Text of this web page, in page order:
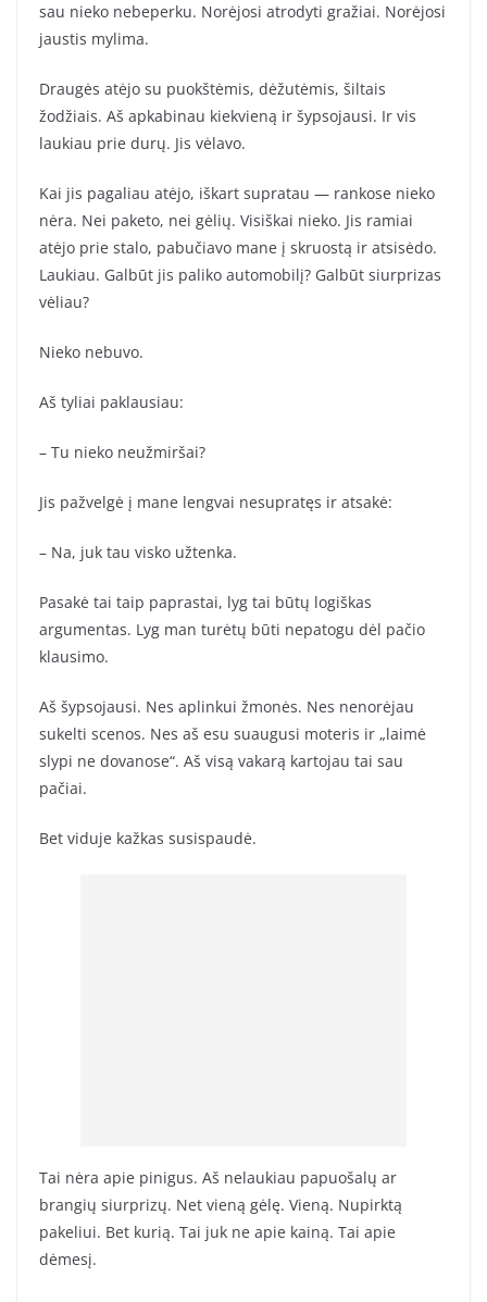
sau nieko nebeperku. Norėjosi atrodyti gražiai. Norėjosi
jaustis mylima.
Draugės atėjo su puokštėmis, dėžutėmis, šiltais
žodžiais. Aš apkabinau kiekvieną ir šypsojausi. Ir vis
laukiau prie durų. Jis vėlavo.
Kai jis pagaliau atėjo, iškart supratau — rankose nieko
nėra. Nei paketo, nei gėlių. Visiškai nieko. Jis ramiai
atėjo prie stalo, pabučiavo mane į skruostą ir atsisėdo.
Laukiau. Galbūt jis paliko automobilį? Galbūt siurprizas
vėliau?
Nieko nebuvo.
Aš tyliai paklausiau:
– Tu nieko neužmiršai?
Jis pažvelgė į mane lengvai nesupratęs ir atsakė:
– Na, juk tau visko užtenka.
Pasakė tai taip paprastai, lyg tai būtų logiškas
argumentas. Lyg man turėtų būti nepatogu dėl pačio
klausimo.
Aš šypsojausi. Nes aplinkui žmonės. Nes nenorėjau
sukelti scenos. Nes aš esu suaugusi moteris ir „laimė
slypi ne dovanose“. Aš visą vakarą kartojau tai sau
pačiai.
Bet viduje kažkas susispaudė.
Tai nėra apie pinigus. Aš nelaukiau papuošalų ar
brangių siurprizų. Net vieną gėlę. Vieną. Nupirktą
pakeliui. Bet kurią. Tai juk ne apie kainą. Tai apie
dėmesį.